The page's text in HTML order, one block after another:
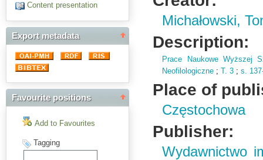
Content presentation
Export metadata
Favourite positions
Add to Favourites
Tagging
Michałowski,
Description:
Prace Naukowe Wyższej
Neofilologiczne ;T. 3 ;s.
Place of
Częstochowa
Publisher:
Wydawnictwo